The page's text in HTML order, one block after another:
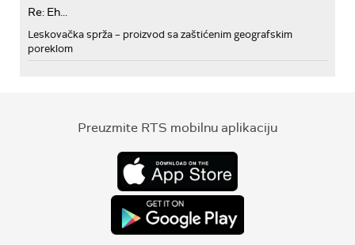
Re: Eh...
Leskovačka sprža – proizvod sa zaštićenim geografskim
poreklom
Preuzmite RTS mobilnu aplikaciju